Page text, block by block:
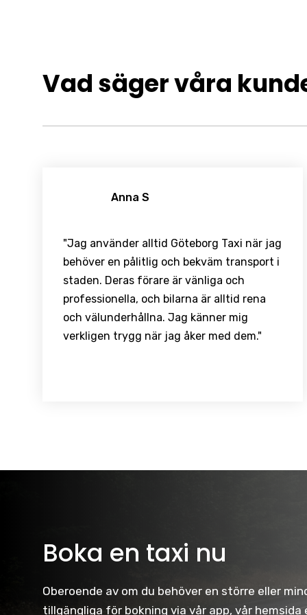
Vad säger våra
Anna S
"Jag använder alltid Göteborg Taxi när jag
behöver en pålitlig och bekväm transport i
staden. Deras förare är vänliga och
professionella, och bilarna är alltid rena
och välunderhållna. Jag känner mig
verkligen trygg när jag åker med dem."
Boka en taxi nu
Oberoende av om du behöver en större eller
tillgängliga för bokning via vår app, vår